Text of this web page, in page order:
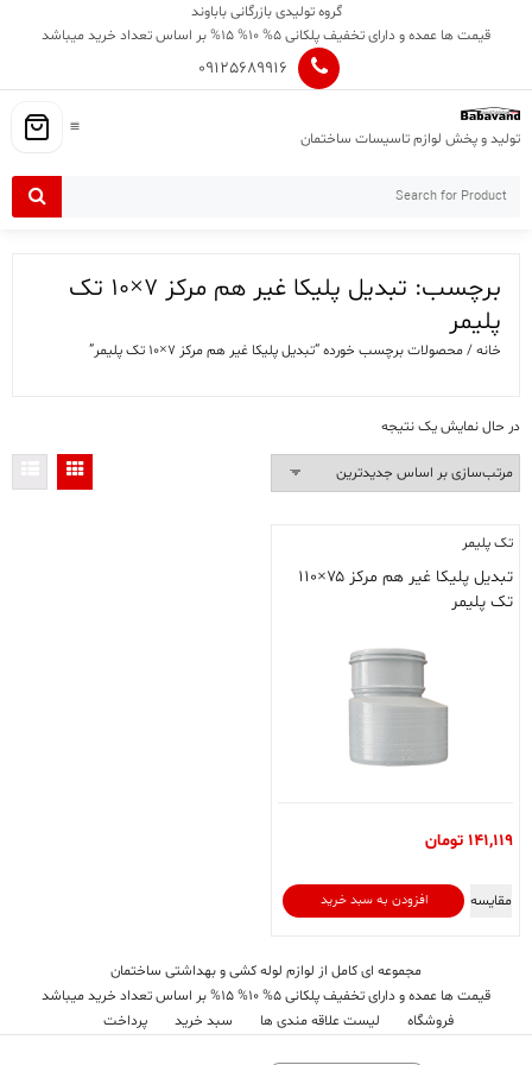
گروه تولیدی بازرگانی باباوند
قیمت ها عمده و دارای تخفیف پلکانی 5% 10% 15% بر اساس تعداد خرید میباشد
09125689916
تولید و پخش لوازم تاسیسات ساختمان
برچسب:
تبدیل پلیکا غیر هم مرکز 7×10 تک
پلیمر
خانه/ محصولات برچسب خورده “تبدیل پلیکا غیر هم مرکز 7×10 تک پلیمر”
در حال نمایش یک نتیجه
تک پلیمر
تبدیل پلیکا غیر هم مرکز ۷۵×۱۱۰
تک پلیمر
141,119 تومان
افزودن به سبد خرید مقایسه
مجموعه ای کامل از لوازم لوله کشی و بهداشتی ساختمان
قیمت ها عمده و دارای تخفیف پلکانی 5% 10% 15% بر اساس تعداد خرید میباشد
فروشگاه
لیست علاقه مندی ها سبد خرید پرداخت